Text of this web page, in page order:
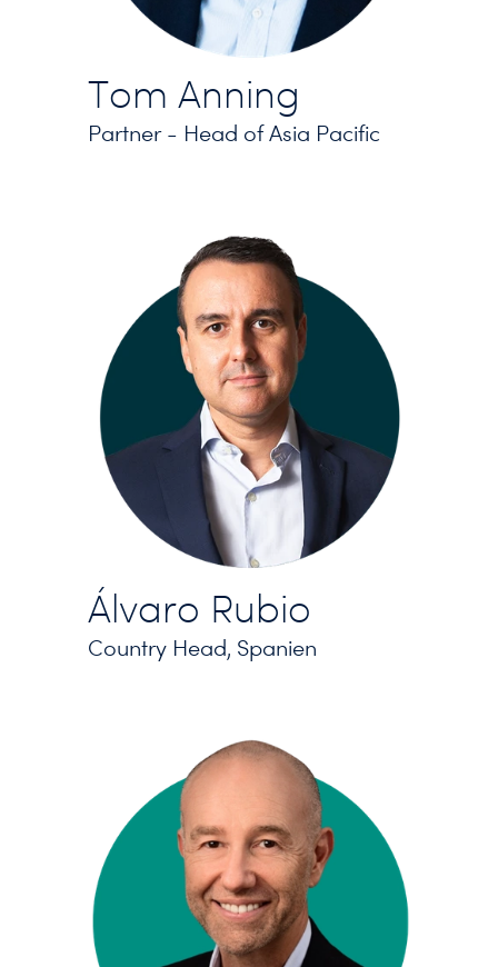
Tom Anning
Partner - Head of Asia Pacific
Álvaro Rubio
Country Head, Spanien